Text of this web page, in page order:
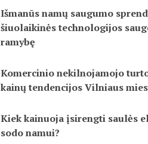
Išmanūs namų saugumo
šiuolaikinės technologijos
ramybę
Komercinio nekilnojamojo
kainų tendencijos Vilniaus
Kiek kainuoja įsirengti saulės
sodo namui?